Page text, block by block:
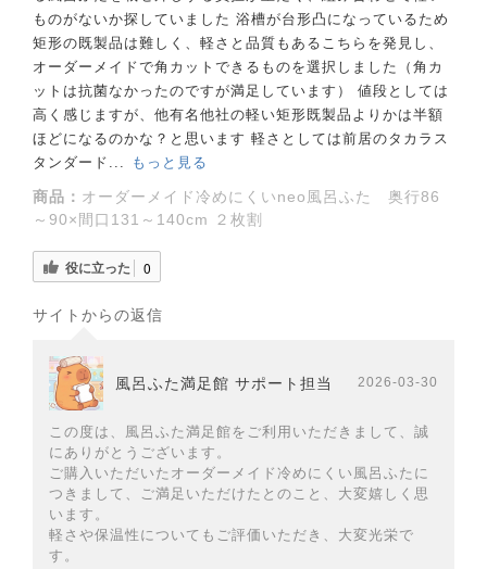
ものがないか探していました 浴槽が台形凸になっているため
矩形の既製品は難しく、軽さと品質もあるこちらを発見し、
オーダーメイドで角カットできるものを選択しました（角カ
ットは抗菌なかったのですが満足しています） 値段としては
高く感じますが、他有名他社の軽い矩形既製品よりかは半額
ほどになるのかな？と思います 軽さとしては前居のタカラス
タンダード...
もっと見る
商品： オーダーメイド冷めにくいneo風呂ふた 奥行86
～90×間口131～140cm ２枚割
役に立った 0
サイトからの返信
風呂ふた満足館 サポート担当 2026-03-30
この度は、風呂ふた満足館をご利用いただきまして、誠
にありがとうございます。
ご購入いただいたオーダーメイド冷めにくい風呂ふたに
つきまして、ご満足いただけたとのこと、大変嬉しく思
います。
軽さや保温性についてもご評価いただき、大変光栄で
す。